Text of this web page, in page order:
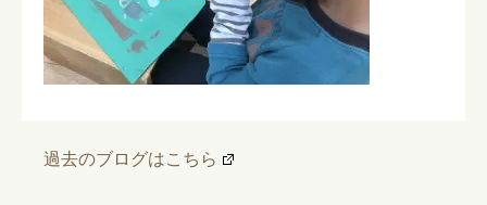
過去のブログはこちら